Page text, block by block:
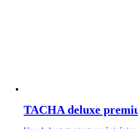
TACHA deluxe